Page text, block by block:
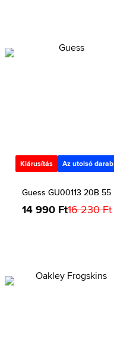
Kiárusítás Az utolsó darab
Guess GU00113 20B 55
14 990 Ft16 230 Ft